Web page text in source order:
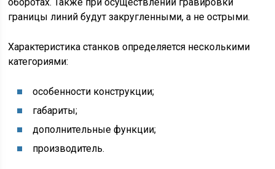
границы линий будут закругленными, а не острыми.
Характеристика станков определяется несколькими
категориями:
особенности конструкции;
габариты;
дополнительные функции;
производитель.